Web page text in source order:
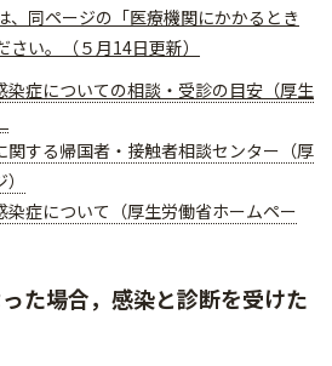
、同ページの「医療機関にかかるとき
い。（５月14日更新）
染症についての相談・受診の目安（厚生
関する帰国者・接触者相談センター（厚
染症について（厚生労働省ホームペー
た場合，感染と診断を受けた